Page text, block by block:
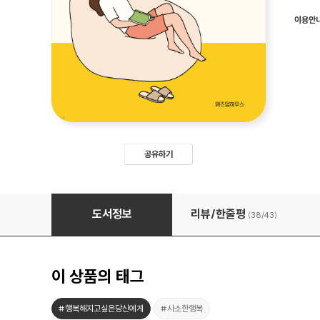
공유하기
이용안
쉽게 행복해지는 사람
도서정보 리뷰/한줄평 (38/43)
이 상품의 태그
#행복해지고싶은당신에게 #사소한행복